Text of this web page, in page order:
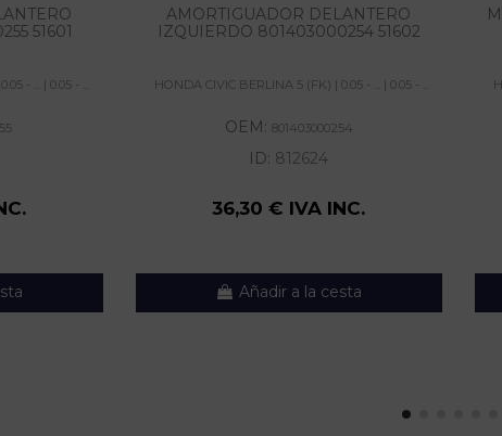
51601
- ... | 0.05 - ...
AMORTIGUADOR DELANTERO
IZQUIERDO 801403000254 51602
HONDA CIVIC BERLINA 5 (FK) | 0.05 - ... | 0.05 - ...
OEM: 801403000254
ID: 812624
36,30 € IVA INC.
Añadir a la cesta